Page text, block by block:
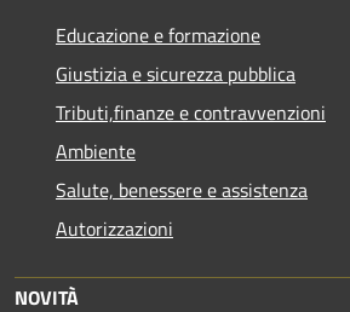
Educazione e formazione
Giustizia e sicurezza pubblica
Tributi,finanze e contravvenzioni
Ambiente
Salute, benessere e assistenza
Autorizzazioni
NOVITÀ